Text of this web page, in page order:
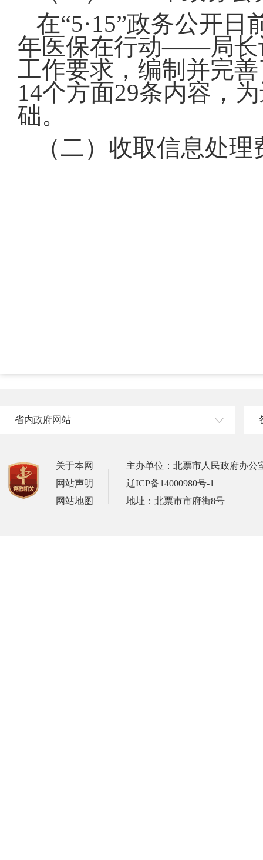
在“5·15”政务公开
年医保在行动——局长
工作要求，编制并完
14个方面29条内容，
础。
（二）收取信息处理
省内政府网站
关于本网
网站声明
网站地图
主办单位：北票市人民政府办公
辽ICP备14000980号-1
地址：北票市市府街8号